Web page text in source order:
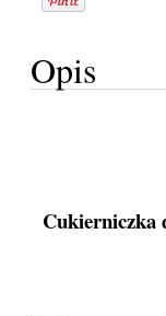
Opis
Cukierniczka